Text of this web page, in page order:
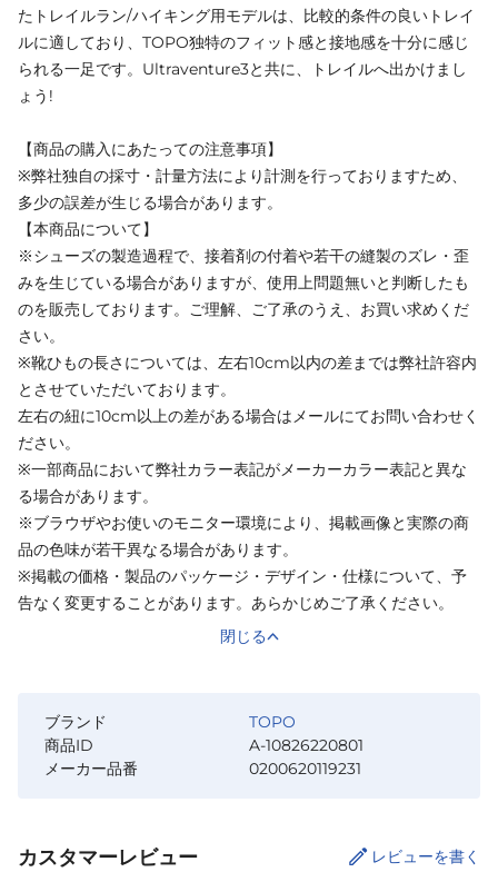
たトレイルラン/ハイキング用モデルは、比較的条件の良いトレイ
ルに適しており、TOPO独特のフィット感と接地感を十分に感じ
られる一足です。Ultraventure3と共に、トレイルへ出かけまし
ょう!
【商品の購入にあたっての注意事項】
※弊社独自の採寸・計量方法により計測を行っておりますため、
多少の誤差が生じる場合があります。
【本商品について】
※シューズの製造過程で、接着剤の付着や若干の縫製のズレ・歪
みを生じている場合がありますが、使用上問題無いと判断したも
のを販売しております。ご理解、ご了承のうえ、お買い求めくだ
さい。
※靴ひもの長さについては、左右10cm以内の差までは弊社許容内
とさせていただいております。
左右の紐に10cm以上の差がある場合はメールにてお問い合わせく
ださい。
※一部商品において弊社カラー表記がメーカーカラー表記と異な
る場合があります。
※ブラウザやお使いのモニター環境により、掲載画像と実際の商
品の色味が若干異なる場合があります。
※掲載の価格・製品のパッケージ・デザイン・仕様について、予
告なく変更することがあります。あらかじめご了承ください。
閉じる
ブランド
TOPO
商品ID
A-10826220801
メーカー品番
0200620119231
カスタマーレビュー レビューを書く